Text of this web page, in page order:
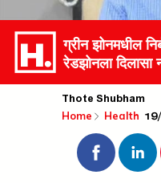
ग्रीन झोनमधील
रेडझोनला दिलासा
Thote Shubham
Home Health